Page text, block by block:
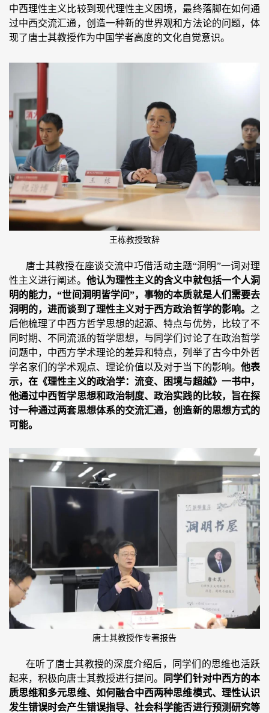
中西理性主义比较到现代理性主义困境，最终落脚在如何通
过中西交流汇通，创造一种新的世界观和方法论的问题，体
现了唐士其教授作为中国学者高度的文化自觉意识。
王栋教授致辞
唐士其教授在座谈交流中巧借活动主题“洞明”一词对理
性主义进行阐述。 他认为理性主义的含义中就包括一个人洞
明的能力，“世间洞明皆学问”，事物的本质就是人们需要去
洞明的，进而谈到了理性主义对于西方政治哲学的影响。 之
后他梳理了中西方哲学思想的起源、特点与优势，比较了不
同时期、不同流派的哲学思想，与同学们讨论了在政治哲学
问题中，中西方学术理论的差异和特点，列举了古今中外哲
学名家们的学术观点、理论价值以及对于当下的影响。 他表
示，在《理性主义的政治学：流变、困境与超越》一书中，
他通过中西哲学思想和政治制度、政治实践的比较，旨在探
讨一种通过两套思想体系的交流汇通，创造新的思想方式的
可能。
唐士其教授作专著报告
在听了唐士其教授的深度介绍后，同学们的思维也活跃
起来，积极向唐士其教授进行提问。
同学们针对中西方的本
质思维和多元思维、如何融合中西两种思维模式、理性认识
发生错误时会产生错误指导、社会科学能否进行预测研究等